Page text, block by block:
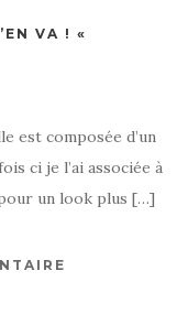
VA ! «
est composée d’un
ci je l’ai associée à
un look plus […]